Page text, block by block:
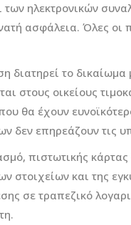
ηλεκτρονικών
ασφάλεια. Όλες οι
διατηρεί το
στους οικείους
θα έχουν
δεν επηρεάζουν τις
πιστωτικής
και της
σε τραπεζικό